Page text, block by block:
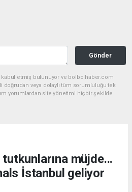
Gönder
kabul etmiş bulunuyor ve bolbolhaber.com
doğrudan veya dolaylı tüm sorumluluğu tek
yorumlardan site yönetimi hiçbir şekilde
müjde...
İstanbul geliyor